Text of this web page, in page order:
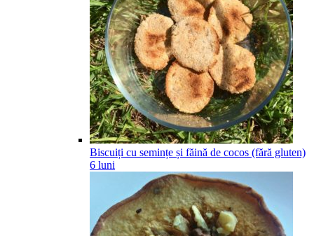
Biscuiți cu semințe și făină de cocos (fără gluten)
6 luni